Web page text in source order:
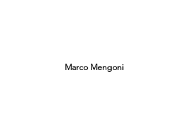
Marco Mengoni